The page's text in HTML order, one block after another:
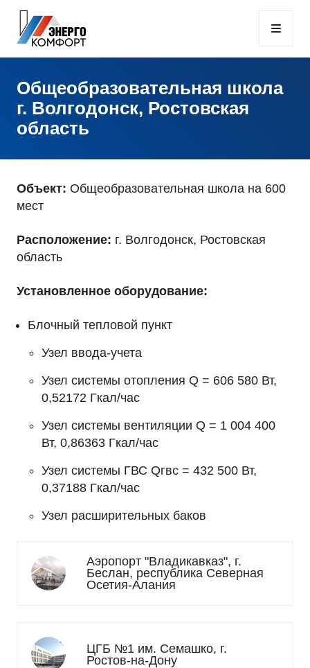
Общеобразовательная школа
г. Волгодонск, Ростовская
область
Объект: Общеобразовательная школа на 600
мест
Расположение: г. Волгодонск, Ростовская
область
Установленное оборудование:
Блочный тепловой пункт
Узел ввода-учета
Узел системы отопления Q = 606 580 Вт,
0,52172 Гкал/час
Узел системы вентиляции Q = 1 004 400
Вт, 0,86363 Гкал/час
Узел системы ГВС Qгвс = 432 500 Вт,
0,37188 Гкал/час
Узел расширительных баков
Аэропорт "Владикавказ", г.
Беслан, республика Северная
Осетия-Алания
ЦГБ №1 им. Семашко, г.
Ростов-на-Дону